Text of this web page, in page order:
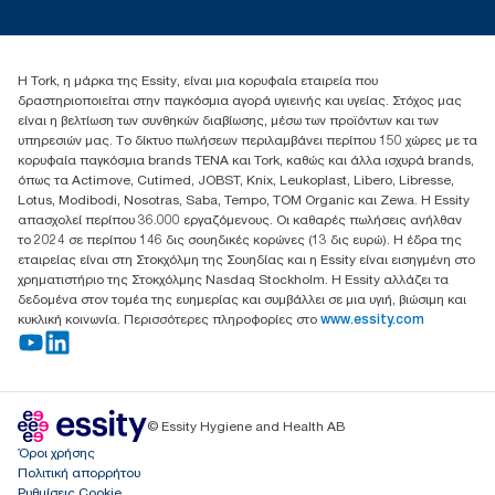
+302102705722
17th klm.National Road Athens-Lamia &2 Kalamatas
14564 N.Kifissia, Athens-Greece
Mob: +306932474930 (για Ελλάδα & Κύπρο)
Η Tork, η μάρκα της Essity, είναι μια κορυφαία εταιρεία που
δραστηριοποιείται στην παγκόσμια αγορά υγιεινής και υγείας. Στόχος μας
είναι η βελτίωση των συνθηκών διαβίωσης, μέσω των προϊόντων και των
υπηρεσιών μας. Το δίκτυο πωλήσεων περιλαμβάνει περίπου 150 χώρες με τα
κορυφαία παγκόσμια brands TENA και Tork, καθώς και άλλα ισχυρά brands,
όπως τα Actimove, Cutimed, JOBST, Knix, Leukoplast, Libero, Libresse,
Lotus, Modibodi, Nosotras, Saba, Tempo, TOM Organic και Zewa. Η Essity
απασχολεί περίπου 36.000 εργαζόμενους. Οι καθαρές πωλήσεις ανήλθαν
το 2024 σε περίπου 146 δις σουηδικές κορώνες (13 δις ευρώ). Η έδρα της
εταιρείας είναι στη Στοκχόλμη της Σουηδίας και η Essity είναι εισηγμένη στο
χρηματιστήριο της Στοκχόλμης Nasdaq Stockholm. Η Essity αλλάζει τα
δεδομένα στον τομέα της ευημερίας και συμβάλλει σε μια υγιή, βιώσιμη και
κυκλική κοινωνία. Περισσότερες πληροφορίες στο www.essity.com
© Essity Hygiene and Health AB
Όροι χρήσης
Πολιτική απορρήτου